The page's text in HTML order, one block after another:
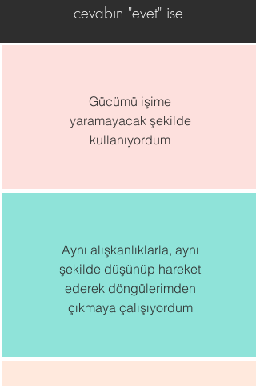
cevabın "evet" ise
Gücümü işime
yaramayacak şekilde
kullanıyordum
Aynı alışkanlıklarla, aynı
şekilde düşünüp hareket
ederek döngülerimden
çıkmaya çalışıyordum